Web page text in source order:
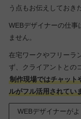
う点もお伝えしておき
WEBデザイナーの仕事
ません。
在宅ワークやフリーラ
ず、クライアントとの
制作現場ではチャット
ルがフル活用されてい
WEBデザイナーが